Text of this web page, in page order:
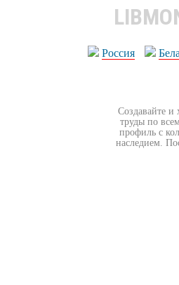
Россия
Создавайте и
труды по
профиль с
наследием.